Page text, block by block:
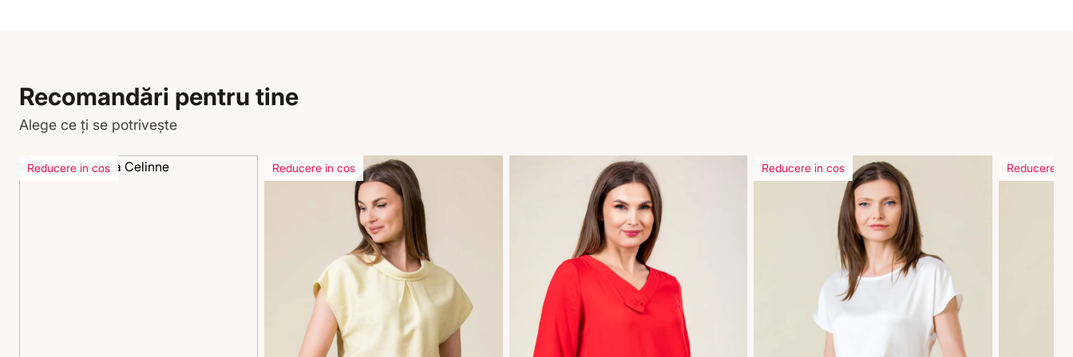
Recomandări pentru tine
Alege ce ți se potrivește
Reducere in cos Reducere in cos Reducere in cos Reducere in